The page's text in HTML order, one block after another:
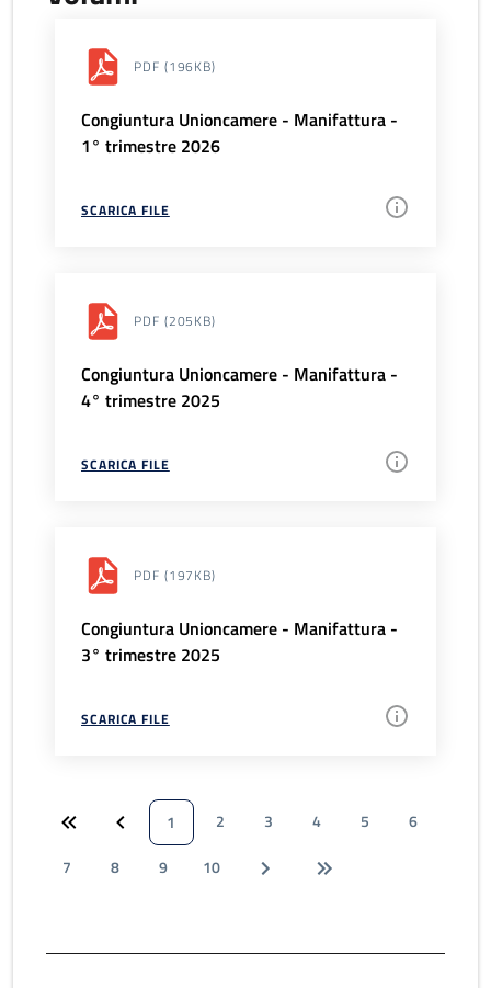
PDF (196KB)
Congiuntura Unioncamere - Manifattura -
1° trimestre 2026
SCARICA FILE
PDF (205KB)
Congiuntura Unioncamere - Manifattura -
4° trimestre 2025
SCARICA FILE
PDF (197KB)
Congiuntura Unioncamere - Manifattura -
3° trimestre 2025
SCARICA FILE
1 2 3 4 5
6
7
8 9 10